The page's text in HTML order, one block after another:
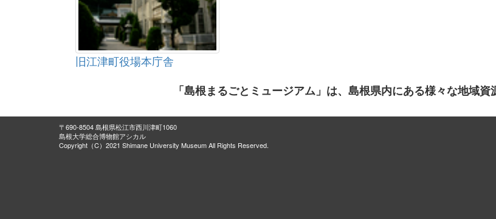
旧江津町役場本庁舎
「島根まるごとミュージアム」は、島根県内にある様々な地域資
〒690-8504 島根県松江市西川津町1060
島根大学総合博物館アシカル
Copyright（C）2021 Shimane University Museum All Rights Reserved.